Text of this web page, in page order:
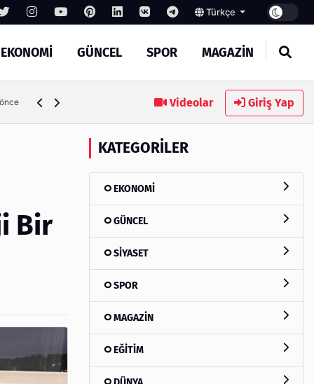
Türkçe
EKONOMİ GÜNCEL SPOR MAGAZİN
Gerekenler 4 gün önce
Videolar Giriş Yap
Bir
KATEGORILER
EKONOMİ
GÜNCEL
SİYASET
SPOR
MAGAZİN
EĞİTİM